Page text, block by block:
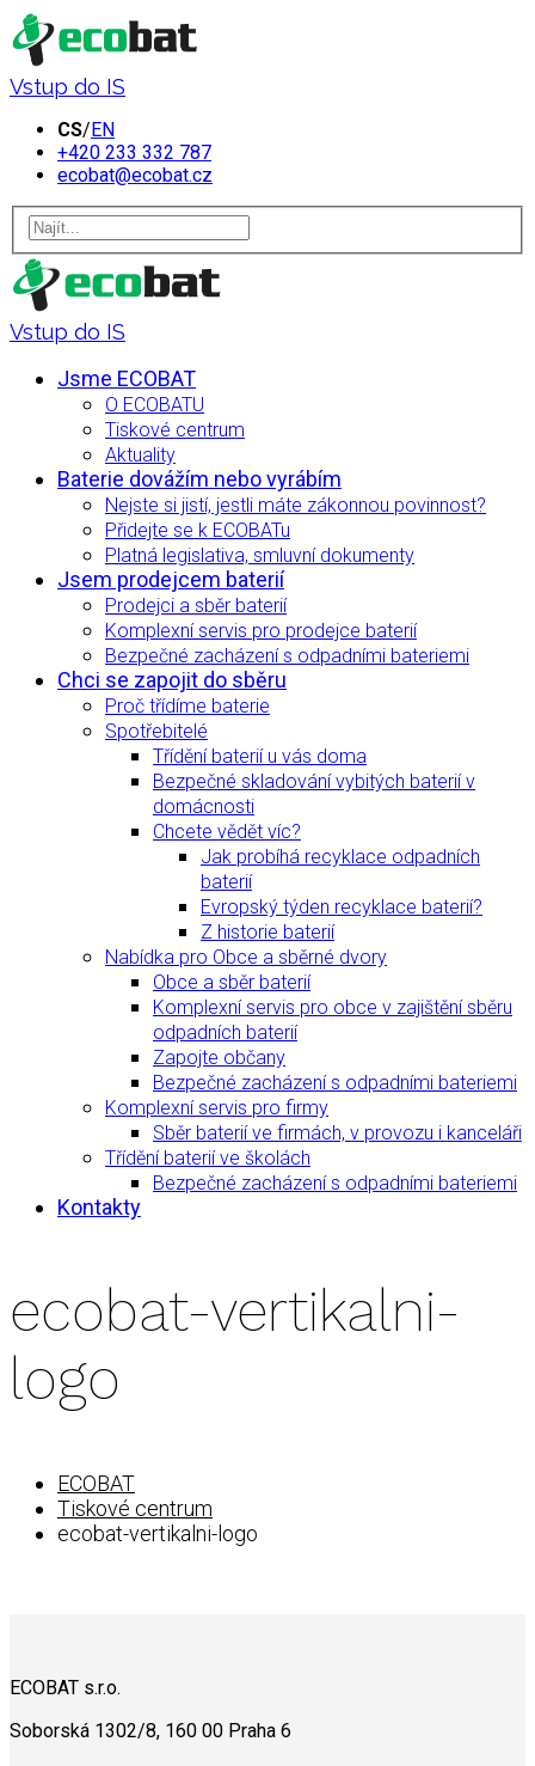
Vstup do IS
CS/EN
+420 233 332 787
ecobat@ecobat.cz
Vstup do IS
Jsme ECOBAT
O ECOBATU
Tiskové centrum
Aktuality
Baterie dovážím nebo vyrábím
Nejste si jistí, jestli máte zákonnou povinnost?
Přidejte se k ECOBATu
Platná legislativa, smluvní dokumenty
Jsem prodejcem baterií
Prodejci a sběr baterií
Komplexní servis pro prodejce baterií
Bezpečné zacházení s odpadními bateriemi
Chci se zapojit do sběru
Proč třídíme baterie
Spotřebitelé
Třídění baterií u vás doma
Bezpečné skladování vybitých baterií v
domácnosti
Chcete vědět víc?
Jak probíhá recyklace odpadních
baterií
Evropský týden recyklace baterií?
Z historie baterií
Nabídka pro Obce a sběrné dvory
Obce a sběr baterií
Komplexní servis pro obce v zajištění sběru
odpadních baterií
Zapojte občany
Bezpečné zacházení s odpadními bateriemi
Komplexní servis pro firmy
Sběr baterií ve firmách, v provozu i kanceláři
Třídění baterií ve školách
Bezpečné zacházení s odpadními bateriemi
Kontakty
ecobat-vertikalni-
logo
ECOBAT
Tiskové centrum
ecobat-vertikalni-logo
ECOBAT s.r.o.
Soborská 1302/8, 160 00 Praha 6